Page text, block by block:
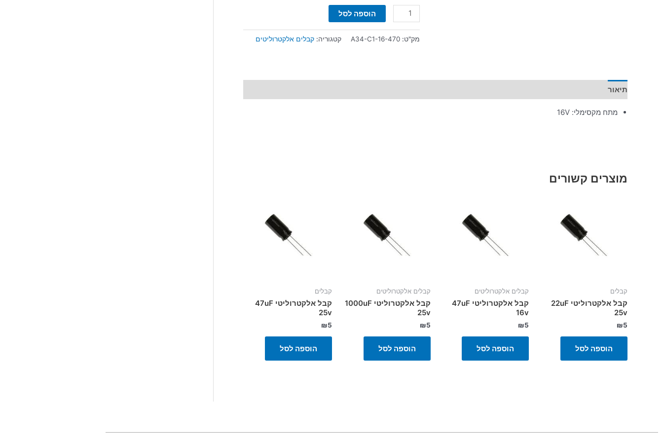
הוספה לסל
מק"ט: A34-C1-16-470 קטגוריה: קבלים אלקטרוליטים
תיאור
מתח מקסימלי: 16V
מוצרים קשורים
קבלים
קבל אלקטרוליטי 22uF
25v
₪5
הוספה לסל
קבלים אלקטרוליטים
קבל אלקטרוליטי 47uF
16v
₪5
הוספה לסל
קבלים אלקטרוליטים
קבל אלקטרוליטי 1000uF
25v
₪5
הוספה לסל
קבלים
קבל אלקטרוליטי 47uF
25v
₪5
הוספה לסל